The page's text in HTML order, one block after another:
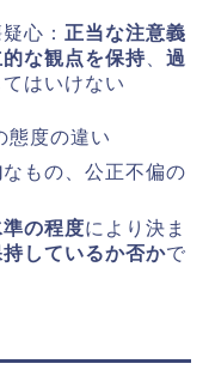
心： 正当な注意義
的な観点を保持
過
はいけない
態度の違い
なもの、公正不偏の
の程度により決ま
持しているか否かで